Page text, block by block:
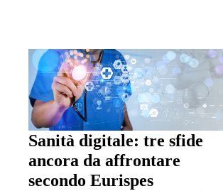
Sanità digitale: tre sfide
ancora da affrontare
secondo Eurispes